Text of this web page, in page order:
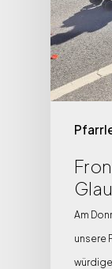
Am
unsere